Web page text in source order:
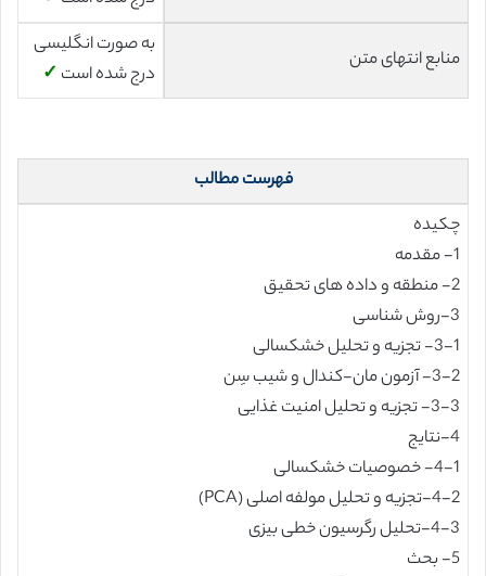
منابع انتهای متن
به صورت انگلیسی
درج شده است ✓
فهرست مطالب
چکیده
1- مقدمه
2- منطقه و داده های تحقیق
3-روش شناسی
3-1- تجزیه و تحلیل خشکسالی
3-2- آزمون مان-کندال و شیب سِن
3-3- تجزیه و تحلیل امنیت غذایی
4-نتایج
4-1- خصوصیات خشکسالی
4-2-تجزیه و تحلیل مولفه اصلی (PCA)
4-3-تحلیل رگرسیون خطی بیزی
5- بحث